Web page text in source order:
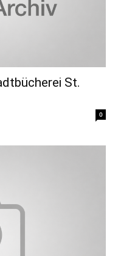
St.
0